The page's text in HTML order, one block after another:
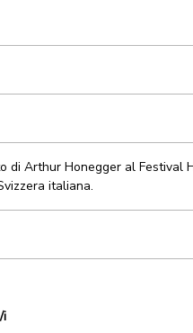
di Arthur Honegger al Festival
italiana.
i